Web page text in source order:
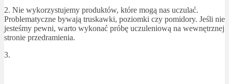
2. Nie wykorzystujemy produktów, które mogą nas uczulać.
Problematyczne bywają truskawki, poziomki czy pomidory. Jeśli nie
jesteśmy pewni, warto wykonać próbę uczuleniową na wewnętrznej
stronie przedramienia.
3.